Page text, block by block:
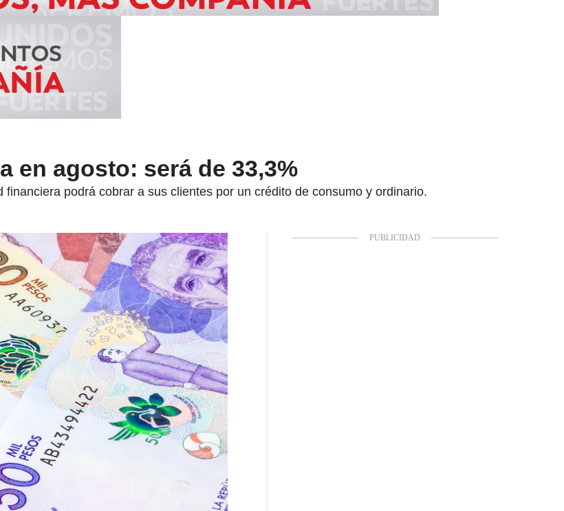
en agosto: será de 33,3%
podrá cobrar a sus clientes por un crédito de consumo y ordinario.